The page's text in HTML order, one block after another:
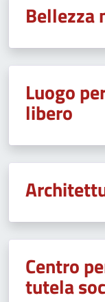
Bellezza
Luogo
libero
Centro
tutela